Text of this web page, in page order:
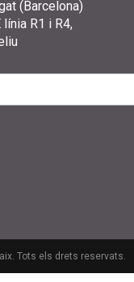
(Barcelona)
línia R1 i R4,
Tots els drets reservats.